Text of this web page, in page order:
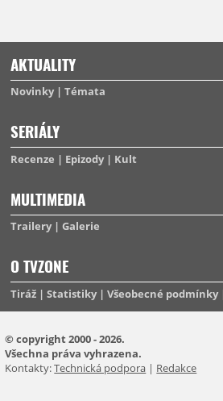
AKTUALITY
Novinky Témata
SERIÁLY
Recenze Epizody Kult
MULTIMEDIA
Trailery Galerie
O TVZONE
Tiráž Statistiky Všeobecné podmínky
© copyright 2000 - 2026.
Všechna práva vyhrazena.
Kontakty:Technická podpora | Redakce